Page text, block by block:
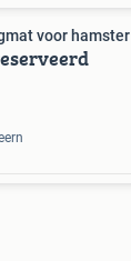
voor hamster